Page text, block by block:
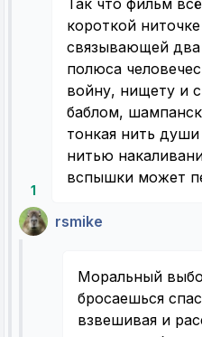
1
Так что фильм
короткой
связывающей
полюса
войну, нищету и
баблом,
тонкая нить
нитью
вспышки может
rsmike
Моральный
бросаешься
взвешивая и